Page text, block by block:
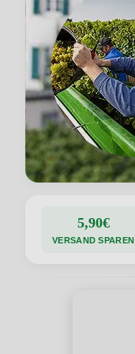
5,90€
VERSAND SPAREN